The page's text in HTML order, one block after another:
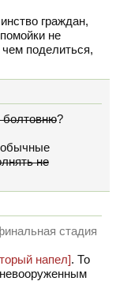
граждан,
не
поделиться,
?
не
стадия
напел]. То